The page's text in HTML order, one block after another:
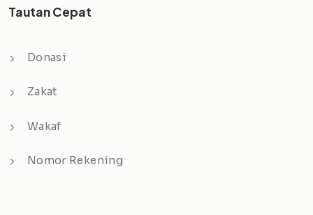
Tautan Cepat
Donasi
Zakat
Wakaf
Nomor Rekening